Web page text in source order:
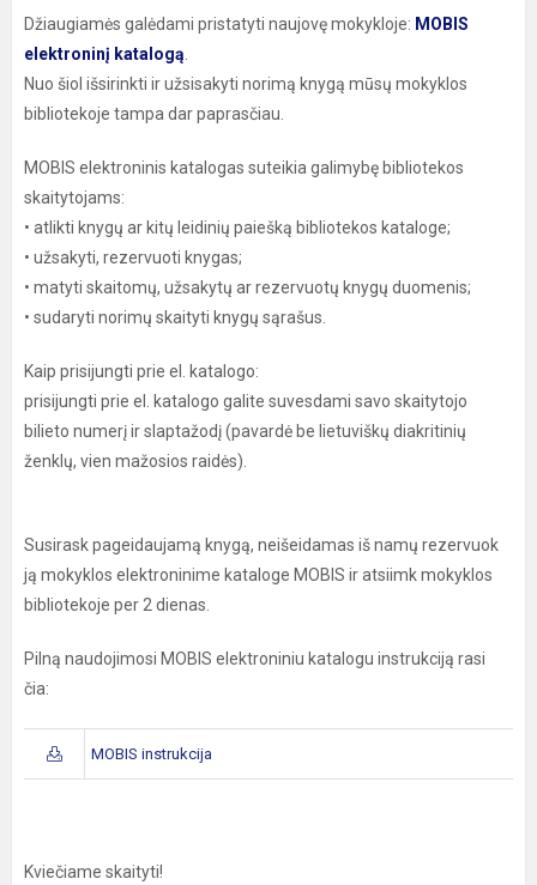
Džiaugiamės galėdami pristatyti naujovę mokykloje: MOBIS
elektroninį katalogą
Nuo šiol išsirinkti ir užsisakyti norimą knygą mūsų mokyklos
bibliotekoje tampa dar paprasčiau.
MOBIS elektroninis katalogas suteikia galimybę bibliotekos
skaitytojams:
• atlikti knygų ar kitų leidinių paiešką bibliotekos kataloge;
• užsakyti, rezervuoti knygas;
• matyti skaitomų, užsakytų ar rezervuotų knygų duomenis;
• sudaryti norimų skaityti knygų sąrašus.
Kaip prisijungti prie el. katalogo:
prisijungti prie el. katalogo galite suvesdami savo skaitytojo
bilieto numerį ir slaptažodį (pavardė be lietuviškų diakritinių
ženklų, vien mažosios raidės).
Susirask pageidaujamą knygą, neišeidamas iš namų rezervuok
ją mokyklos elektroninime kataloge MOBIS ir atsiimk mokyklos
bibliotekoje per 2 dienas.
Pilną naudojimosi MOBIS elektroniniu katalogu instrukciją rasi
čia:
MOBIS instrukcija
Kviečiame skaityti!